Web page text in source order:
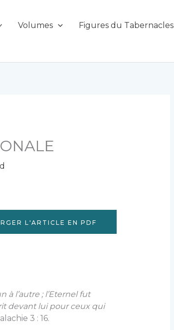
Volumes Figures du Tabernacles
L'ARTICLE EN PDF
à l’autre ; l’Eternel fut
devant lui pour ceux qui
3 : 16.